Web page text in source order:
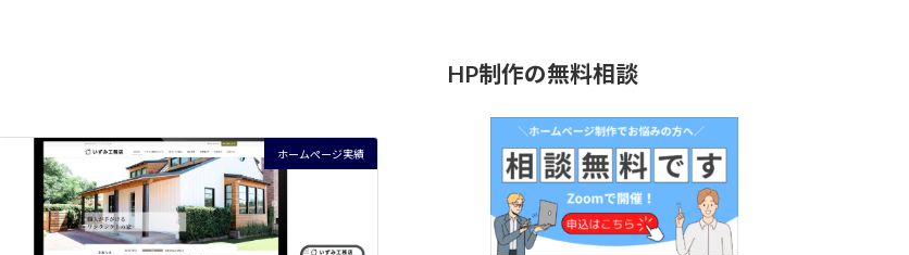
ホームぺージ実績
HP制作の無料相談